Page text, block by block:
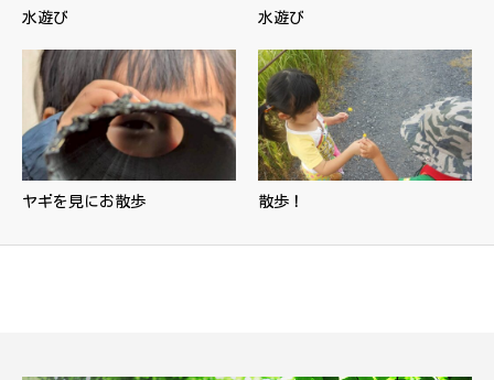
水遊び 水遊び
ヤギを見にお散歩 散歩！